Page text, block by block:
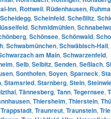
Inn, Rottweil, Rüdenhausen,
Scheidegg, Scheinfeld, Scheßlitz,
, Schmidmühlen,
, Schönsee, Schönwald,
, Schwabmünchen, Schwäbisch-Hall,
am Main, Schwarzenfeld,
, Selb, Selbitz, Senden, Seßlach,
, Sonthofen, Soyen, Sparneck,
, Stamsried, Starnberg, Stein,
, Tännesberg, Tann, Tegernsee,
, Thiersheim, Thierstein,
Trappstadt, Traunreut, Traunstein,